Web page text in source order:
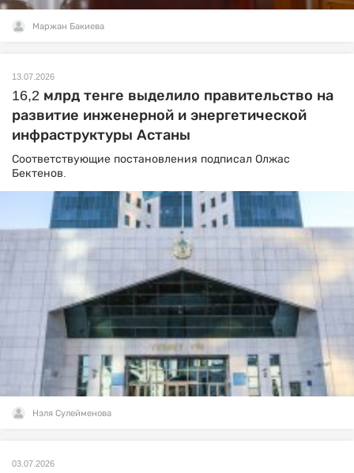
Маржан Бакиева
13.07.2026
16,2 млрд тенге выделило правительство на
развитие инженерной и энергетической
инфраструктуры Астаны
Соответствующие постановления подписал Олжас
Бектенов.
Нэля Сулейменова
03.07.2026